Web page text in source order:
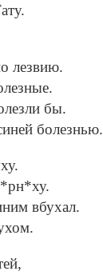
лезвию.
бы.
болезнью.
вбухал.